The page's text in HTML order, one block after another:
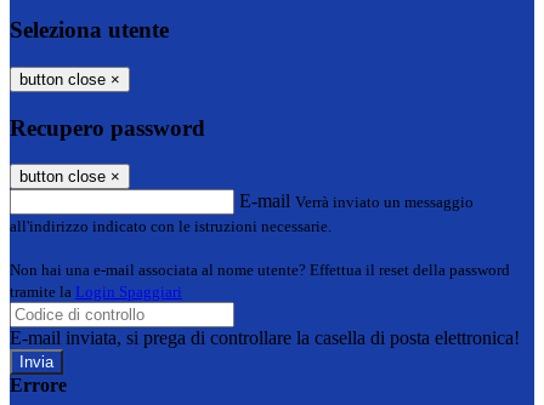
Seleziona utente
button close ×
Recupero password
button close ×
E-mail Verrà inviato un messaggio
all'indirizzo indicato con le istruzioni necessarie.
Non hai una e-mail associata al nome utente? Effettua il reset della password
tramite la Login Spaggiari
E-mail inviata, si prega di controllare la casella di posta elettronica!
Errore